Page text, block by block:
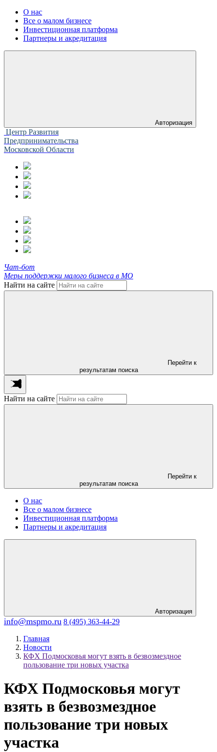
О нас
Все о малом бизнесе
Инвестиционная платформа
Партнеры и акредитация
Авторизация
Центр Развития
Предпринимательства
Московской Области
Чат-бот
Меры поддержки малого бизнеса в МО
Найти на сайте
Перейти к
результатам поиска
Найти на сайте
Перейти к
результатам поиска
О нас
Все о малом бизнесе
Инвестиционная платформа
Партнеры и акредитация
Авторизация
info@mspmo.ru 8 (495) 363-44-29
Главная
Новости
КФХ Подмосковья могут взять в безвозмездное
пользование три новых участка
КФХ Подмосковья могут
взять в безвозмездное
пользование три новых
участка